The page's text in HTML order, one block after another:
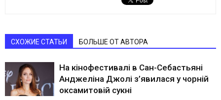
СХОЖИЕ СТАТЬИ БОЛЬШЕ ОТ АВТОРА
На кінофестивалі в Сан-Себастьяні
Анджеліна Джолі з’явилася у чорній
оксамитовій сукні